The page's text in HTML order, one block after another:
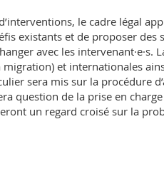
le cadre légal
existants et de proposer des
avec les intervenant·e·s.
et internationales
sera mis sur la procédure
question de la prise en
un regard croisé sur la